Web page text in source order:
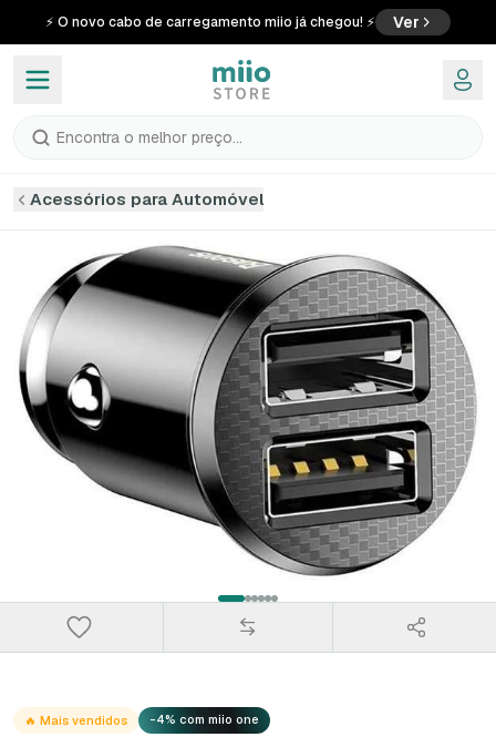
⚡ O novo cabo de carregamento miio já chegou! ⚡ Ver
Encontra o melhor preço...
Acessórios para Automóvel
🔥 Mais vendidos -4% com miio one